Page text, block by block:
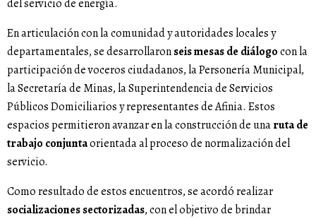
del servicio de energía.
En articulación con la comunidad y autoridades locales y
departamentales, se desarrollaronseis mesas de diálogocon la
participación de voceros ciudadanos, la Personería Municipal,
la Secretaría de Minas, la Superintendencia de Servicios
Públicos Domiciliarios y representantes de Afinia. Estos
espacios permitieron avanzar en la construcción de unaruta de
trabajo conjuntaorientada al proceso de normalización del
servicio.
Como resultado de estos encuentros, se acordó realizar
socializaciones sectorizadas, con el objetivo de brindar